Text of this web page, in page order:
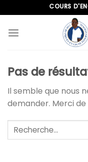
to
content
COURS
Pas de
Il semble que nous
demander. Merci